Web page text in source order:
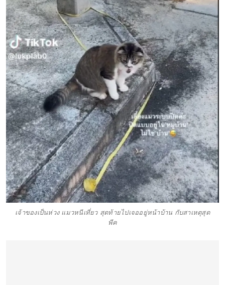
เจ้าของเป็นห่วง แมวหนีเที่ยว สุดท้ายไปเจออยู่หน้าบ้าน กับสาเหตุสุด
พีค